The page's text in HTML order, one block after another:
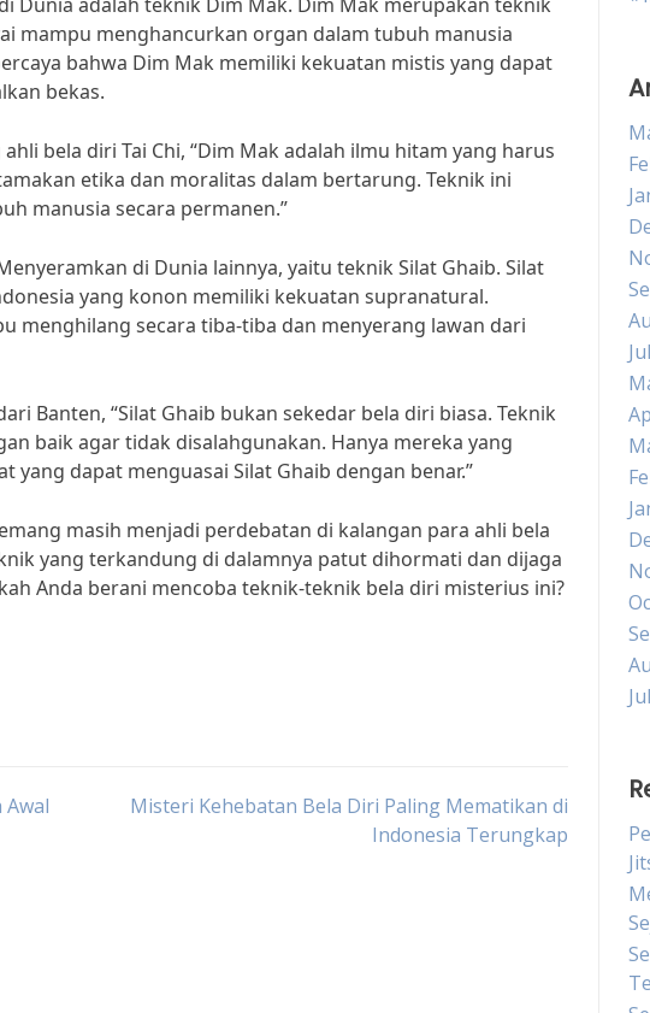
mampu menghancurkan organ dalam tubuh manusia
bahwa Dim Mak memiliki kekuatan mistis yang dapat
bekas.
bela diri Tai Chi, “Dim Mak adalah ilmu hitam yang harus
etika dan moralitas dalam bertarung. Teknik ini
manusia secara permanen.”
di Dunia lainnya, yaitu teknik Silat Ghaib. Silat
yang konon memiliki kekuatan supranatural.
menghilang secara tiba-tiba dan menyerang lawan dari
Banten, “Silat Ghaib bukan sekedar bela diri biasa. Teknik
baik agar tidak disalahgunakan. Hanya mereka yang
dapat menguasai Silat Ghaib dengan benar.”
masih menjadi perdebatan di kalangan para ahli bela
yang terkandung di dalamnya patut dihormati dan dijaga
Anda berani mencoba teknik-teknik bela diri misterius ini?
Misteri Kehebatan Bela Diri Paling Mematikan di
Indonesia Terungkap